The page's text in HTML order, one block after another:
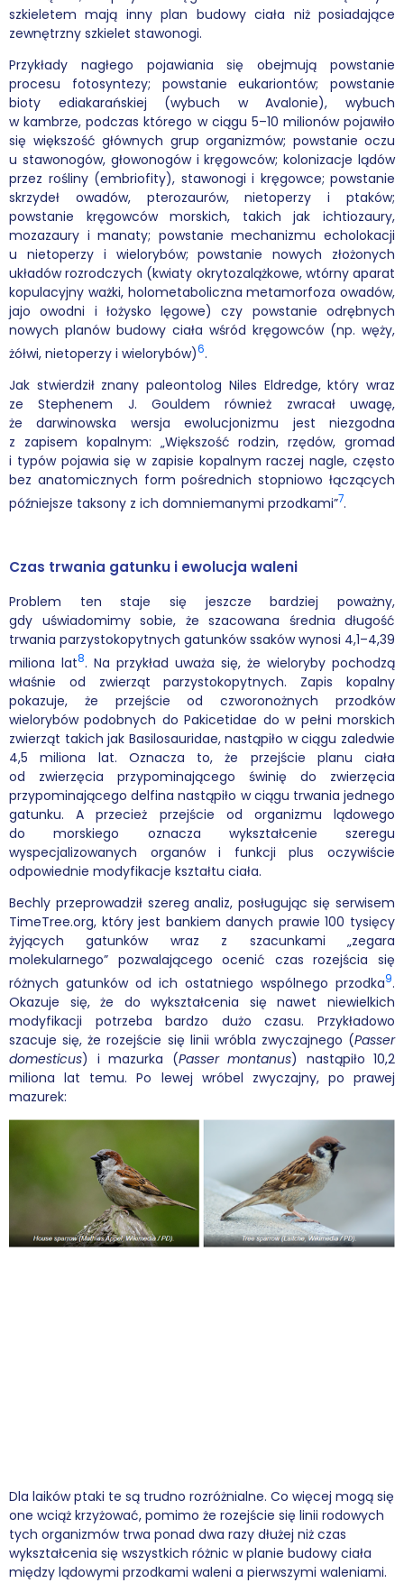
szkieletem mają inny plan budowy ciała niż posiadające
zewnętrzny szkielet stawonogi.
Przykłady nagłego pojawiania się obejmują powstanie
procesu fotosyntezy; powstanie eukariontów; powstanie
bioty ediakarańskiej (wybuch w Avalonie), wybuch
w kambrze, podczas którego w ciągu 5–10 milionów pojawiło
się większość głównych grup organizmów; powstanie oczu
u stawonogów, głowonogów i kręgowców; kolonizacje lądów
przez rośliny (embriofity), stawonogi i kręgowce; powstanie
skrzydeł owadów, pterozaurów, nietoperzy i ptaków;
powstanie kręgowców morskich, takich jak ichtiozaury,
mozazaury i manaty; powstanie mechanizmu echolokacji
u nietoperzy i wielorybów; powstanie nowych złożonych
układów rozrodczych (kwiaty okrytozalążkowe, wtórny aparat
kopulacyjny ważki, holometaboliczna metamorfoza owadów,
jajo owodni i łożysko lęgowe) czy powstanie odrębnych
nowych planów budowy ciała wśród kręgowców (np. węży,
żółwi, nietoperzy i wielorybów)6.
Jak stwierdził znany paleontolog Niles Eldredge, który wraz
ze Stephenem J. Gouldem również zwracał uwagę,
że darwinowska wersja ewolucjonizmu jest niezgodna
z zapisem kopalnym: „Większość rodzin, rzędów, gromad
i typów pojawia się w zapisie kopalnym raczej nagle, często
bez anatomicznych form pośrednich stopniowo łączących
późniejsze taksony z ich domniemanymi przodkami”7.
Czas trwania gatunku i ewolucja waleni
Problem ten staje się jeszcze bardziej poważny,
gdy uświadomimy sobie, że szacowana średnia długość
trwania parzystokopytnych gatunków ssaków wynosi 4,1–4,39
miliona lat8. Na przykład uważa się, że wieloryby pochodzą
właśnie od zwierząt parzystokopytnych. Zapis kopalny
pokazuje, że przejście od czworonożnych przodków
wielorybów podobnych do Pakicetidae do w pełni morskich
zwierząt takich jak Basilosauridae, nastąpiło w ciągu zaledwie
4,5 miliona lat. Oznacza to, że przejście planu ciała
od zwierzęcia przypominającego świnię do zwierzęcia
przypominającego delfina nastąpiło w ciągu trwania jednego
gatunku. A przecież przejście od organizmu lądowego
do morskiego oznacza wykształcenie szeregu
wyspecjalizowanych organów i funkcji plus oczywiście
odpowiednie modyfikacje kształtu ciała.
Bechly przeprowadził szereg analiz, posługując się serwisem
TimeTree.org, który jest bankiem danych prawie 100 tysięcy
żyjących gatunków wraz z szacunkami „zegara
molekularnego” pozwalającego ocenić czas rozejścia się
różnych gatunków od ich ostatniego wspólnego przodka9.
Okazuje się, że do wykształcenia się nawet niewielkich
modyfikacji potrzeba bardzo dużo czasu. Przykładowo
szacuje się, że rozejście się linii wróbla zwyczajnego (Passer
domesticus) i mazurka (Passer montanus) nastąpiło 10,2
miliona lat temu. Po lewej wróbel zwyczajny, po prawej
mazurek:
Dla laików ptaki te są trudno rozróżnialne. Co więcej mogą się
one wciąż krzyżować, pomimo że rozejście się linii rodowych
tych organizmów trwa ponad dwa razy dłużej niż czas
wykształcenia się wszystkich różnic w planie budowy ciała
między lądowymi przodkami waleni a pierwszymi waleniami.